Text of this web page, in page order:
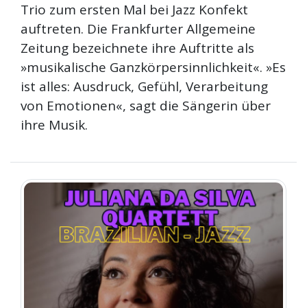
Trio zum ersten Mal bei Jazz Konfekt
auftreten. Die Frankfurter Allgemeine
Zeitung bezeichnete ihre Auftritte als
»musikalische Ganzkörpersinnlichkeit«. »Es
ist alles: Ausdruck,​ Gefühl, Verarbeitung
von Emotionen«, sagt die Sängerin über
ihre Musik.